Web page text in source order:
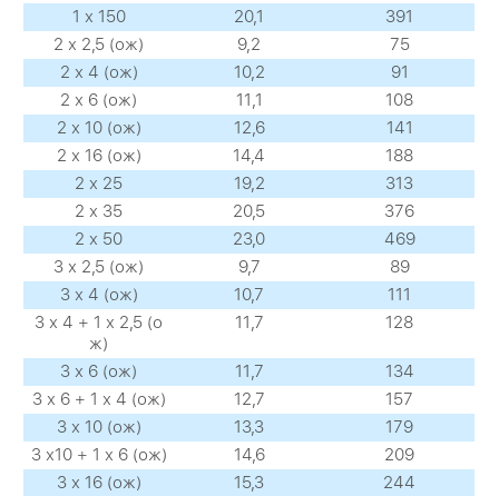
1 х 150
20,1
391
2 х 2,5 (ож)
9,2
75
2 х 4 (ож)
10,2
91
2 х 6 (ож)
11,1
108
2 х 10 (ож)
12,6
141
2 х 16 (ож)
14,4
188
2 х 25
19,2
313
2 х 35
20,5
376
2 х 50
23,0
469
3 х 2,5 (ож)
9,7
89
3 х 4 (ож)
10,7
111
3 х 4 + 1 х 2,5 (о
ж)
11,7 128
3 х 6 (ож) 11,7
134
3 х 6 + 1 х 4 (ож)
12,7
157
3 х 10 (ож)
13,3
179
3 х10 + 1 х 6 (ож)
14,6
209
3 х 16 (ож)
15,3
244